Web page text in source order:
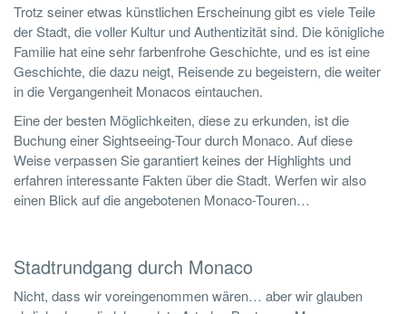
Trotz seiner etwas künstlichen Erscheinung gibt es viele Teile
der Stadt, die voller Kultur und Authentizität sind. Die königliche
Familie hat eine sehr farbenfrohe Geschichte, und es ist eine
Geschichte, die dazu neigt, Reisende zu begeistern, die weiter
in die Vergangenheit Monacos eintauchen.
Eine der besten Möglichkeiten, diese zu erkunden, ist die
Buchung einer Sightseeing-Tour durch Monaco. Auf diese
Weise verpassen Sie garantiert keines der Highlights und
erfahren interessante Fakten über die Stadt. Werfen wir also
einen Blick auf die angebotenen Monaco-Touren…
Stadtrundgang durch Monaco
Nicht, dass wir voreingenommen wären… aber wir glauben